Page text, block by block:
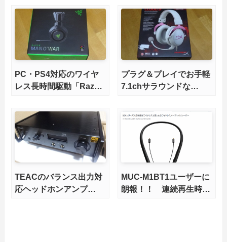
高額。ヘッドホン
「MDR-Z1R」、据え置
きアンプ「TA-
ZH1ES」、ウォークマ
ン「NW-WM1Z」
PC・PS4対応のワイヤ
レス長時間駆動「Razer
プラグ＆プレイでお手軽
7.1chサラウンドな
TEACのバランス出力対
応ヘッドホンアンプ
MUC-M1BT1ユーザーに
朗報！！ 連続再生時間